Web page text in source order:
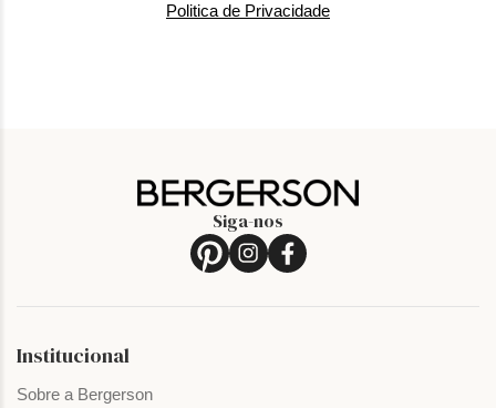
Politica de Privacidade
Siga-nos
Institucional
Sobre a Bergerson